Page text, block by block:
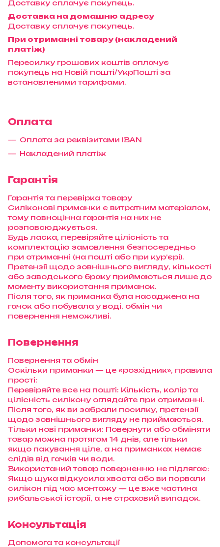
Доставку сплачує покупець.
Доставка на домашню адресу
Доставку сплачує покупець.
При отриманні товару (накладений
платіж)
Пересилку грошових коштів оплачує
покупець на Новій пошті/УкрПошті за
встановленими тарифами.
Оплата
Оплата за реквізитами IBAN
Накладений платіж
Гарантія
Гарантія та перевірка товару
Силіконові приманки є витратним матеріалом,
тому повноцінна гарантія на них не
розповсюджується.
Будь ласка, перевіряйте цілісність та
комплектацію замовлення безпосередньо
при отриманні (на пошті або при кур’єрі).
Претензії щодо зовнішнього вигляду, кількості
або заводського браку приймаються лише до
моменту використання приманок.
Після того, як приманка була насаджена на
гачок або побувала у воді, обмін чи
повернення неможливі.
Повернення
Повернення та обмін
Оскільки приманки — це «розхідник», правила
прості:
Перевіряйте все на пошті: Кількість, колір та
цілісність силікону оглядайте при отриманні.
Після того, як ви забрали посилку, претензії
щодо зовнішнього вигляду не приймаються.
Тільки нові приманки: Повернути або обміняти
товар можна протягом 14 днів, але тільки
якщо пакування ціле, а на приманках немає
слідів від гачків чи води.
Використаний товар поверненню не підлягає:
Якщо щука відкусила хвоста або ви порвали
силікон під час монтажу — це вже частина
рибальської історії, а не страховий випадок.
Консультація
Допомога та консультації